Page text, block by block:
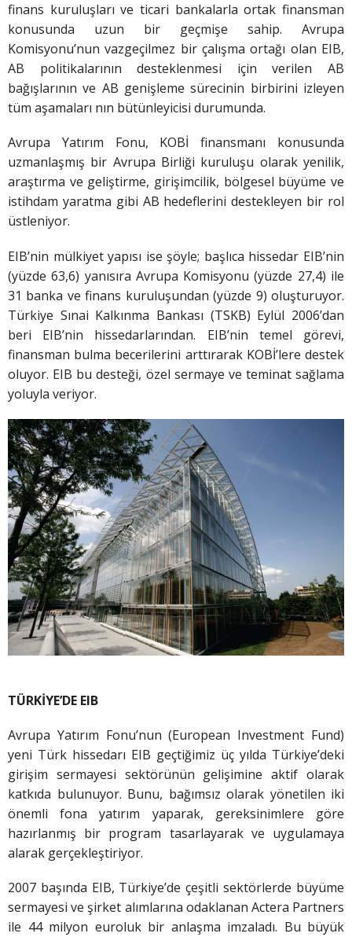
finans kuruluşları ve ticari bankalarla ortak finansman
konusunda uzun bir geçmişe sahip. Avrupa
Komisyonu’nun vazgeçilmez bir çalışma ortağı olan EIB,
AB politikalarının desteklenmesi için verilen AB
bağışlarının ve AB genişleme sürecinin birbirini izleyen
tüm aşamaları nın bütünleyicisi durumunda.
Avrupa Yatırım Fonu, KOBİ finansmanı konusunda
uzmanlaşmış bir Avrupa Birliği kuruluşu olarak yenilik,
araştırma ve geliştirme, girişimcilik, bölgesel büyüme ve
istihdam yaratma gibi AB hedeflerini destekleyen bir rol
üstleniyor.
EIB’nin mülkiyet yapısı ise şöyle; başlıca hissedar EIB’nin
(yüzde 63,6) yanısıra Avrupa Komisyonu (yüzde 27,4) ile
31 banka ve finans kuruluşundan (yüzde 9) oluşturuyor.
Türkiye Sınai Kalkınma Bankası (TSKB) Eylül 2006’dan
beri EIB’nin hissedarlarından. EIB’nin temel görevi,
finansman bulma becerilerini arttırarak KOBİ’lere destek
oluyor. EIB bu desteği, özel sermaye ve teminat sağlama
yoluyla veriyor.
TÜRKİYE’DE EIB
Avrupa Yatırım Fonu’nun (European Investment Fund)
yeni Türk hissedarı EIB geçtiğimiz üç yılda Türkiye’deki
girişim sermayesi sektörünün gelişimine aktif olarak
katkıda bulunuyor. Bunu, bağımsız olarak yönetilen iki
önemli fona yatırım yaparak, gereksinimlere göre
hazırlanmış bir program tasarlayarak ve uygulamaya
alarak gerçekleştiriyor.
2007 başında EIB, Türkiye’de çeşitli sektörlerde büyüme
sermayesi ve şirket alımlarına odaklanan Actera Partners
ile 44 milyon euroluk bir anlaşma imzaladı. Bu büyük